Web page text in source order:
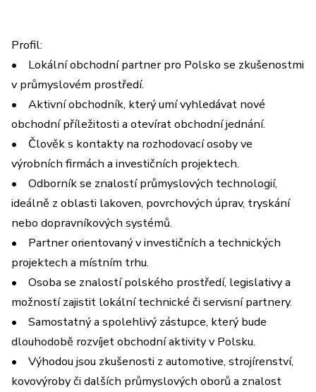
Profil:
• Lokální obchodní partner pro Polsko se zkušenostmi
v průmyslovém prostředí.
• Aktivní obchodník, který umí vyhledávat nové
obchodní příležitosti a otevírat obchodní jednání.
• Člověk s kontakty na rozhodovací osoby ve
výrobních firmách a investičních projektech.
• Odborník se znalostí průmyslových technologií,
ideálně z oblasti lakoven, povrchových úprav, tryskání
nebo dopravníkových systémů.
• Partner orientovaný v investičních a technických
projektech a místním trhu.
• Osoba se znalostí polského prostředí, legislativy a
možností zajistit lokální technické či servisní partnery.
• Samostatný a spolehlivý zástupce, který bude
dlouhodobě rozvíjet obchodní aktivity v Polsku.
• Výhodou jsou zkušenosti z automotive, strojírenství,
kovovýroby či dalších průmyslových oborů a znalost